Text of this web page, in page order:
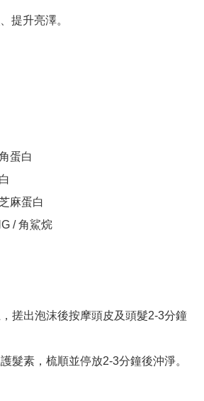
提升亮澤。
蛋白
麻蛋白
/ 角鯊烷
搓出泡沫後按摩頭皮及頭髮2-3分鐘
髮素，梳順並停放2-3分鐘後沖淨。